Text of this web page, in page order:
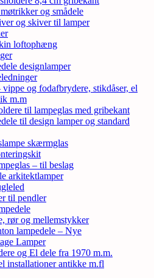
og smådele
og skiver til lamper
loftophæng
designlamper
og fodafbrydere, stikdåser, el
m.m
til lampeglas med gribekant
til design lamper og standard
skærmglas
– til beslag
arkitektlamper
til pendler
rør og mellemstykker
lampedele – Nye
Lamper
og El dele fra 1970 m.m.
installationer antikke m.fl